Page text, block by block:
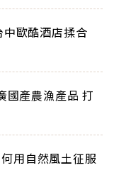
歐酷酒店揉合
國產農漁產品 打
用自然風土征服